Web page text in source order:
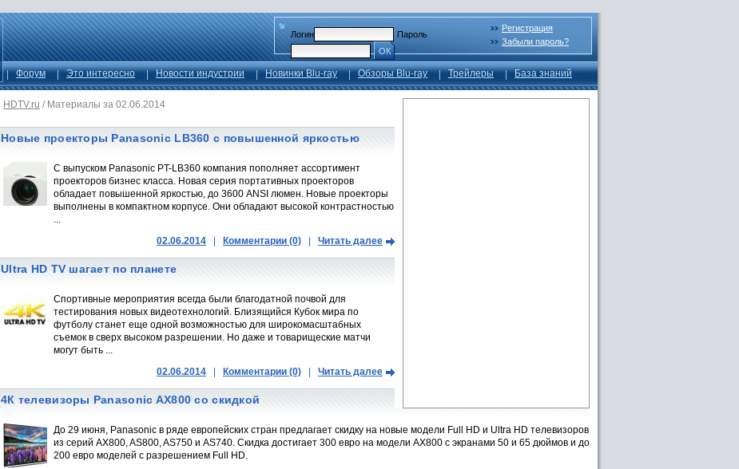
Логин
Пароль
ОК
Регистрация
Забыли пароль?
Форум Это интересно Новости индустрии Новинки Blu-ray Обзоры Blu-ray Трейлеры База знаний
HDTV.ru / Материалы за 02.06.2014
Новые проекторы Panasonic LB360 с повышенной яркостью
С выпуском Panasonic PT-LB360 компания пополняет ассортимент
проекторов бизнес класса. Новая серия портативных проекторов
обладает повышенной яркостью, до 3600 ANSI люмен. Новые проекторы
выполнены в компактном корпусе. Они обладают высокой контрастностью
...
02.06.2014
Комментарии (0) Читать далее
Ultra HD TV шагает по планете
Спортивные мероприятия всегда были благодатной почвой для
тестирования новых видеотехнологий. Близящийся Кубок мира по
футболу станет еще одной возможностью для широкомасштабных
съемок в сверх высоком разрешении. Но даже и товарищеские матчи
могут быть ...
02.06.2014
Комментарии (0) Читать далее
4К телевизоры Panasonic AX800 со скидкой
До 29 июня, Panasonic в ряде европейских стран предлагает скидку на новые модели Full HD и Ultra HD телевизоров
из серий AX800, AS800, AS750 и AS740. Скидка достигает 300 евро на модели AX800 с экранами 50 и 65 дюймов и до
200 евро моделей с разрешением Full HD.